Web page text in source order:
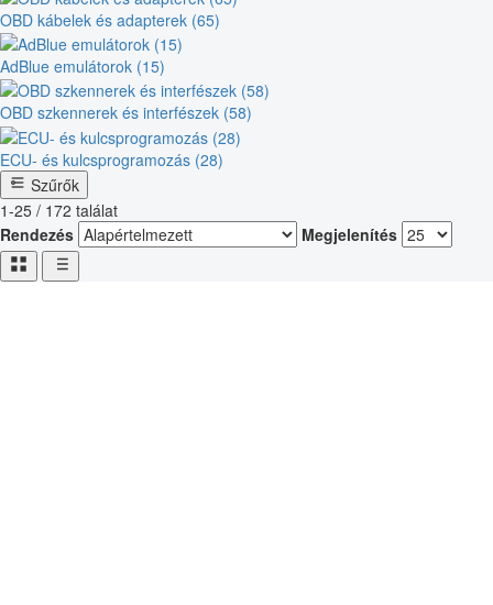
OBD kábelek és adapterek (65)
AdBlue emulátorok (15)
OBD szkennerek és interfészek (58)
ECU- és kulcsprogramozás (28)
Szűrők
1-25 / 172 találat
Rendezés
Megjelenítés